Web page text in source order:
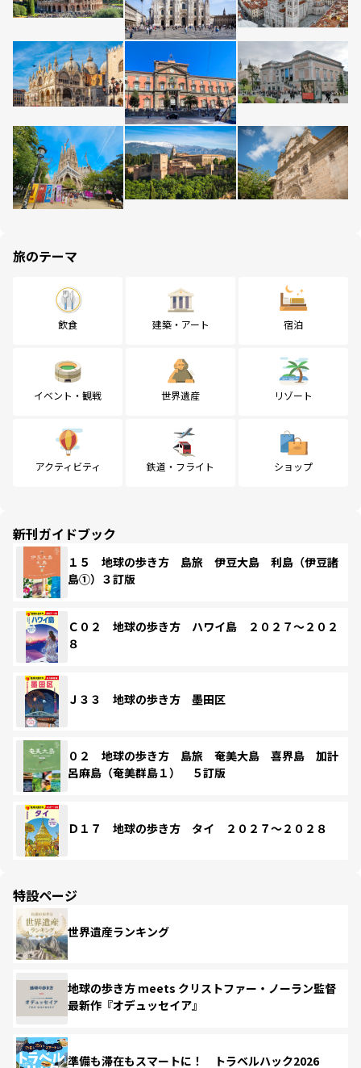
旅のテーマ
飲食 建築・アート 宿泊
イベント・観戦 世界遺産 リゾート
アクティビティ 鉄道・フライト ショップ
新刊ガイドブック
１５ 地球の歩き方 島旅 伊豆大島 利島（伊豆諸
島①）３訂版
Ｃ０２ 地球の歩き方 ハワイ島 ２０２７～２０２
８
Ｊ３３ 地球の歩き方 墨田区
０２ 地球の歩き方 島旅 奄美大島 喜界島 加計
呂麻島（奄美群島１） ５訂版
Ｄ１７ 地球の歩き方 タイ ２０２７～２０２８
特設ページ
世界遺産ランキング
地球の歩き方 meets クリストファー・ノーラン監督
最新作『オデュッセイア』
準備も滞在もスマートに！ トラベルハック2026